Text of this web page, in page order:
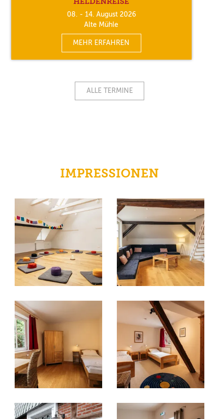
08. - 14. August 2026
Alte Mühle
MEHR ERFAHREN
ALLE TERMINE
IMPRESSIONEN